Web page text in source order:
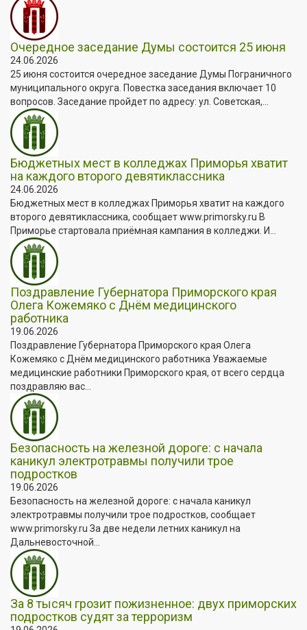
Очередное заседание Думы состоится 25 июня
24.06.2026
25 июня состоится очередное заседание Думы Пограничного
муниципального округа. Повестка заседания включает 10
вопросов. Заседание пройдет по адресу: ул. Советская,...
Бюджетных мест в колледжах Приморья хватит
на каждого второго девятиклассника
24.06.2026
Бюджетных мест в колледжах Приморья хватит на каждого
второго девятиклассника, сообщает www.primorsky.ru В
Приморье стартовала приёмная кампания в колледжи. И...
Поздравление Губернатора Приморского края
Олега Кожемяко с Днём медицинского
работника
19.06.2026
Поздравление Губернатора Приморского края Олега
Кожемяко с Днём медицинского работника Уважаемые
медицинские работники Приморского края, от всего сердца
поздравляю вас...
Безопасность на железной дороге: с начала
каникул электротравмы получили трое
подростков
19.06.2026
Безопасность на железной дороге: с начала каникул
электротравмы получили трое подростков, сообщает
www.primorsky.ru За две недели летних каникул на
Дальневосточной...
За 8 тысяч грозит пожизненное: двух приморских
подростков судят за терроризм